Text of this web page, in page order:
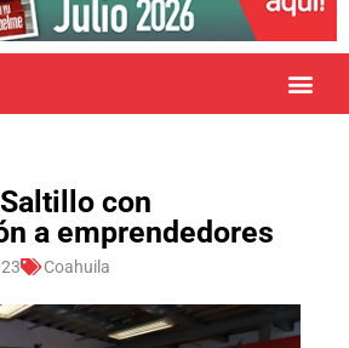
con
a emprendedores
Coahuila